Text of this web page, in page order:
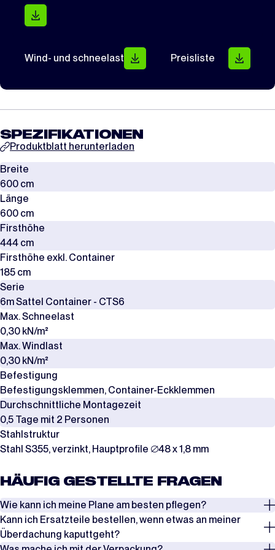
Wind- und schneelast Preisliste
SPEZIFIKATIONEN
Produktblatt herunterladen
Breite
600 cm
Länge
600 cm
Firsthöhe
444 cm
Firsthöhe exkl. Container
185 cm
Serie
6m Sattel Container - CTS6
Max. Schneelast
0,30 kN/m²
Max. Windlast
0,30 kN/m²
Befestigung
Befestigungsklemmen, Container-Eckklemmen
Durchschnittliche Montagezeit
0,5 Tage mit 2 Personen
Stahlstruktur
Stahl S355, verzinkt, Hauptprofile ∅48 x 1,8 mm
HÄUFIG GESTELLTE FRAGEN
Wie kann ich meine Plane am besten pflegen?
Überprüfen Sie regelmäßig die Spannung der Seile, Spanngurte und
Windverbände, insbesondere nach Phasen mit starkem Wind oder
Kann ich Ersatzteile bestellen, wenn etwas an meiner
Überdachung kaputtgeht?